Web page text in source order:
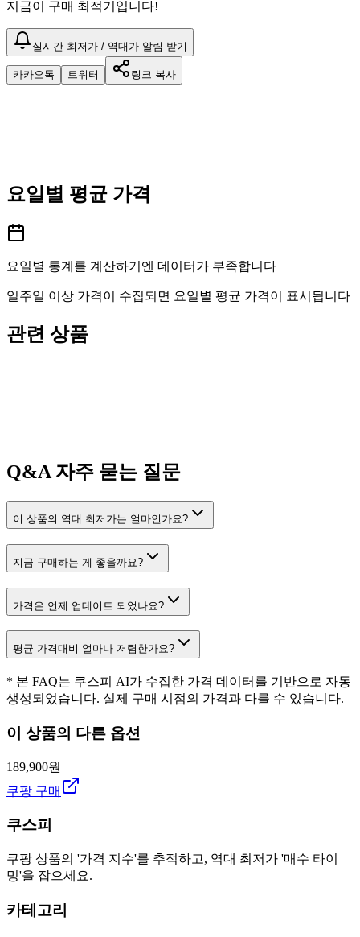
지금이 구매 최적기입니다!
실시간 최저가 / 역대가 알림 받기
카카오톡 트위터 링크 복사
요일별 평균 가격
요일별 통계를 계산하기엔 데이터가 부족합니다
일주일 이상 가격이 수집되면 요일별 평균 가격이 표시됩니다
관련 상품
Q&A자주 묻는 질문
이 상품의 역대 최저가는 얼마인가요?
지금 구매하는 게 좋을까요?
가격은 언제 업데이트 되었나요?
평균 가격대비 얼마나 저렴한가요?
* 본 FAQ는 쿠스피 AI가 수집한 가격 데이터를 기반으로 자동
생성되었습니다. 실제 구매 시점의 가격과 다를 수 있습니다.
이 상품의 다른 옵션
189,900원
쿠팡 구매
쿠스피
쿠팡 상품의 '가격 지수'를 추적하고, 역대 최저가 '매수 타이
밍'을 잡으세요.
카테고리